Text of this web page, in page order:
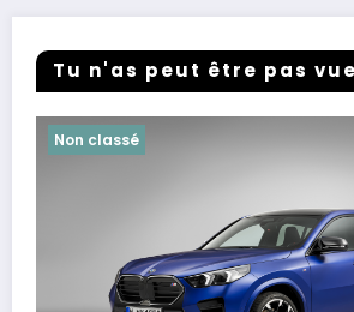
Tu n'as peut être pas vue
Non classé